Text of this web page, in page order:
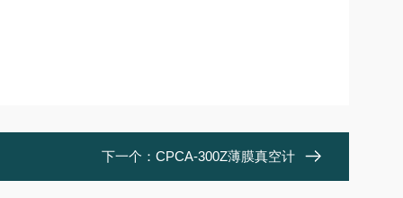
下一个： CPCA-300Z薄膜真空计